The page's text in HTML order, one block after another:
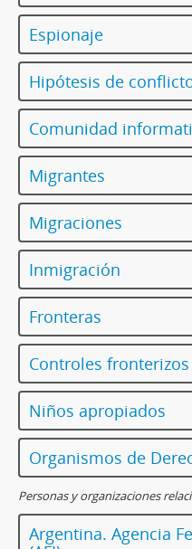
Espionaje
Hipótesis de
Comunidad
Migrantes
Migraciones
Inmigración
Fronteras
Controles fronterizos
Niños apropiados
Organismos de
Personas y organizaciones
Argentina. Agencia